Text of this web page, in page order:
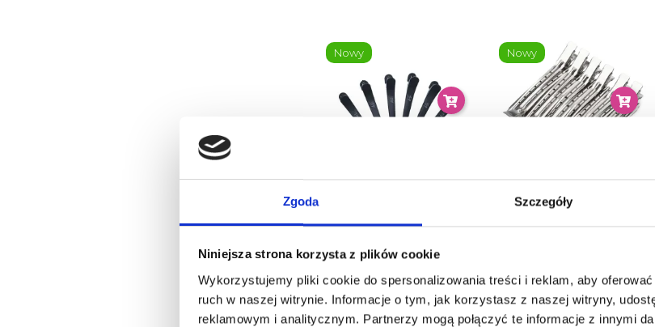
Zgoda Szczegóły
Niniejsza strona korzysta z plików cookie
Wykorzystujemy pliki cookie do spersonalizowania treści i reklam, aby
ruch w naszej witrynie. Informacje o tym, jak korzystasz z naszej witryny,
reklamowym i analitycznym. Partnerzy mogą połączyć te informacje z innymi
Klipsy Nylonowe - 6 Szt.
Nowy
ARTE TOOLS Klips
Nowy